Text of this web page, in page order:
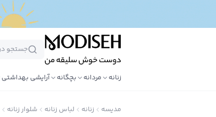
زنانه مردانه بچگانه آرایشی بهداشتی
مدیسه زنانه لباس زنانه شلوار زنانه